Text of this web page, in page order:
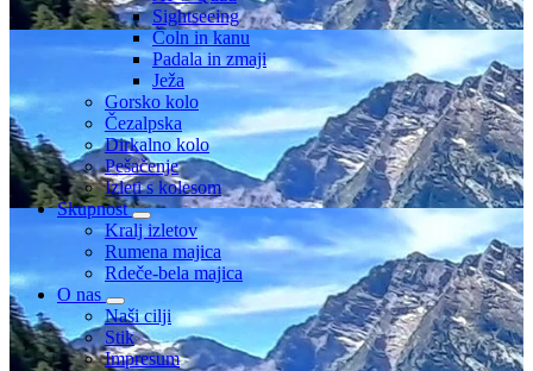
Sightseeing
Čoln in kanu
Padala in zmaji
Ježa
Gorsko kolo
Čezalpska
Dirkalno kolo
Pešačenje
Izleti s kolesom
Skupnost
Kralj izletov
Rumena majica
Rdeče-bela majica
O nas
Naši cilji
Stik
Impresum